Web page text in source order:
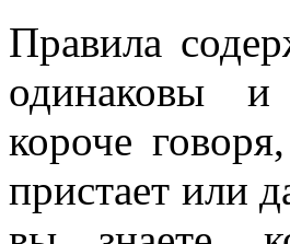
Правила
одинаковы и
короче
пристает или